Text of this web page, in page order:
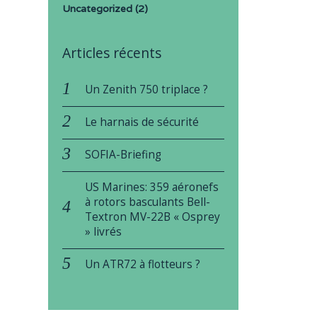
Uncategorized(2)
Articles récents
Un Zenith 750 triplace ?
Le harnais de sécurité
SOFIA-Briefing
US Marines: 359 aéronefs
à rotors basculants Bell-
Textron MV-22B « Osprey
» livrés
Un ATR72 à flotteurs ?